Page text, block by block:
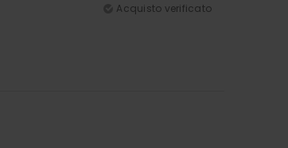
Acquisto verificato